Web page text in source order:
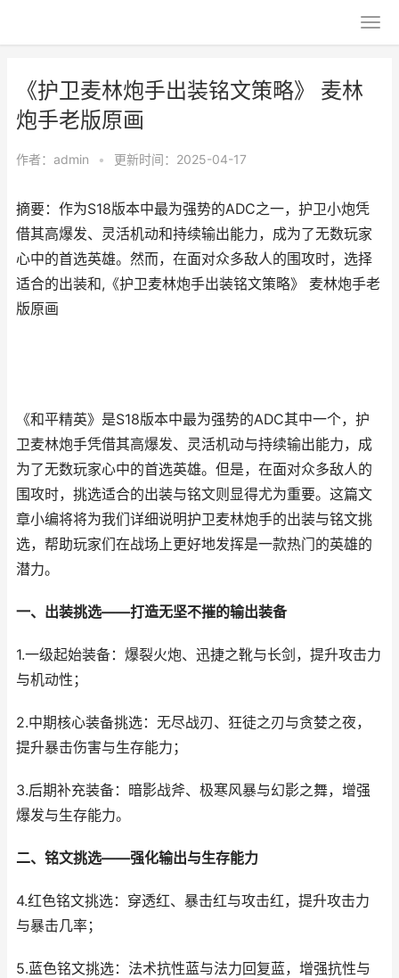
《护卫麦林炮手出装铭文策略》 麦林
炮手老版原画
作者： admin • 更新时间：2025-04-17
摘要：作为S18版本中最为强势的ADC之一，护卫小炮凭
借其高爆发、灵活机动和持续输出能力，成为了无数玩家
心中的首选英雄。然而，在面对众多敌人的围攻时，选择
适合的出装和,《护卫麦林炮手出装铭文策略》 麦林炮手老
版原画
《和平精英》是S18版本中最为强势的ADC其中一个，护
卫麦林炮手凭借其高爆发、灵活机动与持续输出能力，成
为了无数玩家心中的首选英雄。但是，在面对众多敌人的
围攻时，挑选适合的出装与铭文则显得尤为重要。这篇文
章小编将将为我们详细说明护卫麦林炮手的出装与铭文挑
选，帮助玩家们在战场上更好地发挥是一款热门的英雄的
潜力。
一、出装挑选——打造无坚不摧的输出装备
1.一级起始装备：爆裂火炮、迅捷之靴与长剑，提升攻击力
与机动性；
2.中期核心装备挑选：无尽战刃、狂徒之刃与贪婪之夜，
提升暴击伤害与生存能力；
3.后期补充装备：暗影战斧、极寒风暴与幻影之舞，增强
爆发与生存能力。
二、铭文挑选——强化输出与生存能力
4.红色铭文挑选：穿透红、暴击红与攻击红，提升攻击力
与暴击几率；
5.蓝色铭文挑选：法术抗性蓝与法力回复蓝，增强抗性与